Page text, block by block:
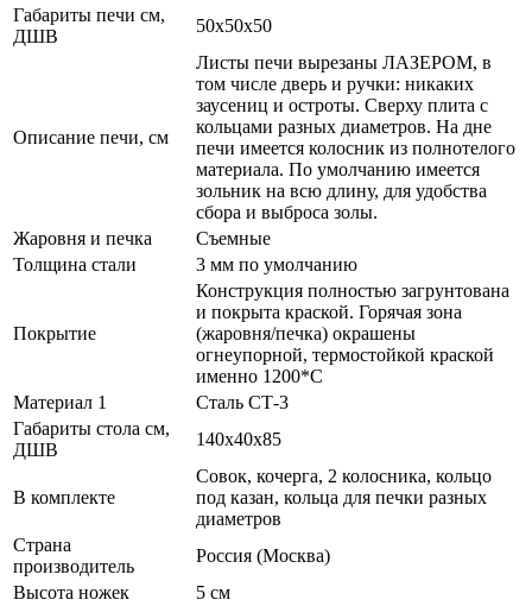
Габариты печи см,
ДШВ
50x50x50
Описание печи, см
Листы печи вырезаны ЛАЗЕРОМ, в
том числе дверь и ручки: никаких
заусениц и остроты. Сверху плита с
кольцами разных диаметров. На дне
печи имеется колосник из полнотелого
материала. По умолчанию имеется
зольник на всю длину, для удобства
сбора и выброса золы.
Жаровня и печка
Съемные
Толщина стали
3 мм по умолчанию
Покрытие
Конструкция полностью загрунтована
и покрыта краской. Горячая зона
(жаровня/печка) окрашены
огнеупорной, термостойкой краской
именно 1200*С
Материал 1
Сталь СТ-3
Габариты стола см,
ДШВ
140х40х85
В комплекте
Совок, кочерга, 2 колосника, кольцо
под казан, кольца для печки разных
диаметров
Страна
производитель
Россия (Москва)
Высота ножек
5 см